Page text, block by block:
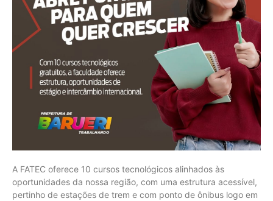
A FATEC oferece 10 cursos tecnológicos alinhados às
oportunidades da nossa região, com uma estrutura acessível,
pertinho de estações de trem e com ponto de ônibus logo em